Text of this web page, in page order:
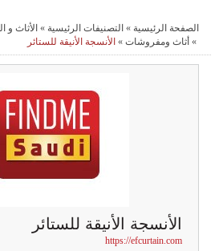
الصفحة الرئيسية » التصنيفات الرئيسية » الأثاث و
» أثاث ومفروشات » الأنسجة الأنيقة للستائر
الأنسجة الأنيقة للستائر
https://efcurtain.com